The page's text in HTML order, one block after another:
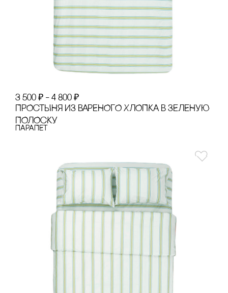
3 500 ₽ – 4 800 ₽
ПРОсТЫНЯ ИЗ ВАРЕНОГО ХЛОПКА В ЗЕЛЕНУЮ
ПОЛОсКУ
ПАРАПЕТ